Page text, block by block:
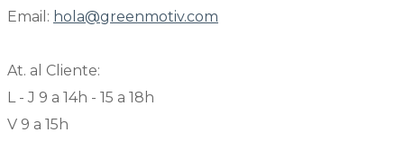
Email: hola@greenmotiv.com
At. al Cliente:
L - J 9 a 14h - 15 a 18h
V 9 a 15h